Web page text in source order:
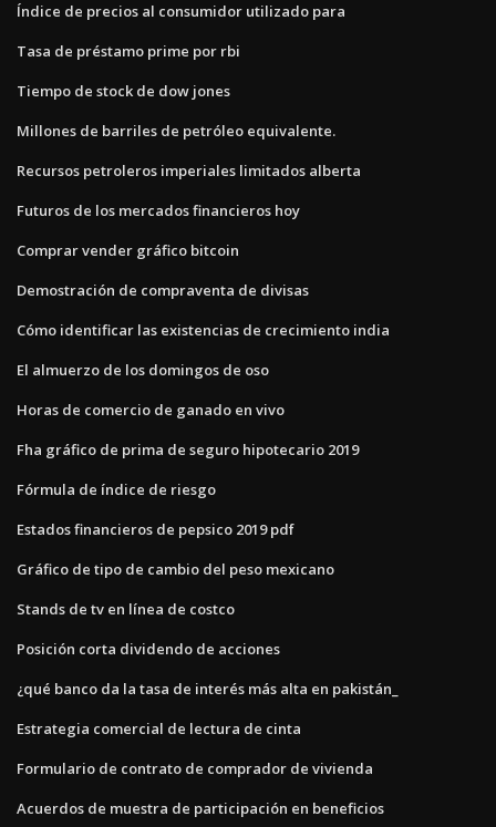
Índice de precios al consumidor utilizado para
Tasa de préstamo prime por rbi
Tiempo de stock de dow jones
Millones de barriles de petróleo equivalente.
Recursos petroleros imperiales limitados alberta
Futuros de los mercados financieros hoy
Comprar vender gráfico bitcoin
Demostración de compraventa de divisas
Cómo identificar las existencias de crecimiento india
El almuerzo de los domingos de oso
Horas de comercio de ganado en vivo
Fha gráfico de prima de seguro hipotecario 2019
Fórmula de índice de riesgo
Estados financieros de pepsico 2019 pdf
Gráfico de tipo de cambio del peso mexicano
Stands de tv en línea de costco
Posición corta dividendo de acciones
¿qué banco da la tasa de interés más alta en pakistán_
Estrategia comercial de lectura de cinta
Formulario de contrato de comprador de vivienda
Acuerdos de muestra de participación en beneficios